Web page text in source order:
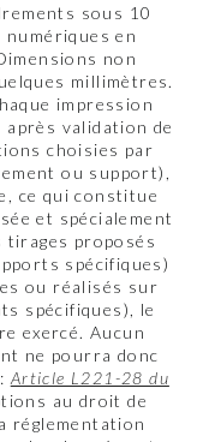
sous 10
en
non
millimètres.
impression
validation de
choisies par
ou support),
ce qui constitue
et spécialement
tirages proposés
spécifiques)
ou réalisés sur
spécifiques), le
exercé. Aucun
ne pourra donc
Article L221-28 du
au droit de
réglementation